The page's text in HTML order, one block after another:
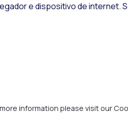
e dispositivo deinternet.
information please visit our